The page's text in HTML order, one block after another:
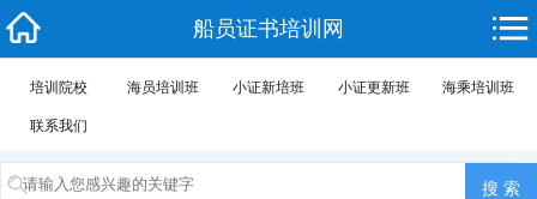
船员证书培训网
培训院校 海员培训班 小证新培班 小证更新班 海乘培训班
联系我们